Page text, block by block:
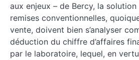
aux enjeux – de Bercy, la
remises conventionnelles,
vente, doivent bien s’analyser
déduction du chiffre d’affaires
par le laboratoire, lequel, en